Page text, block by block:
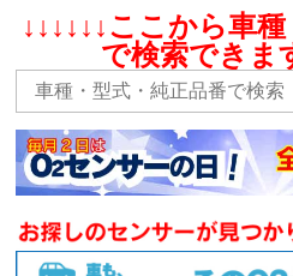
↓↓↓↓↓↓ここから車
で検索できま